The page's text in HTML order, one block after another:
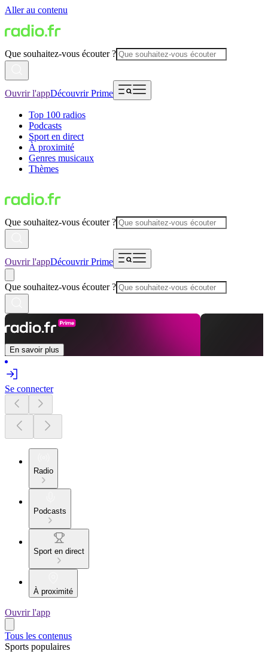
Aller au contenu
Que souhaitez-vous écouter ?
Ouvrir l'appDécouvrir Prime
Top 100 radios
Podcasts
Sport en direct
À proximité
Genres musicaux
Thèmes
Que souhaitez-vous écouter ?
Ouvrir l'appDécouvrir Prime
Que souhaitez-vous écouter ?
En savoir plus
Se connecter
Radio
Podcasts
Sport en direct
À proximité
Ouvrir l'app
Tous les contenus
Sports populaires